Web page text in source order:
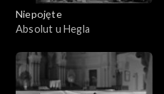
Niepojęte
Absolut u Hegla